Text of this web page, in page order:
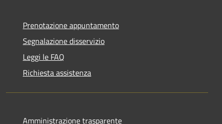
Prenotazione appuntamento
Segnalazione disservizio
Leggi le FAQ
Richiesta assistenza
Amministrazione trasparente